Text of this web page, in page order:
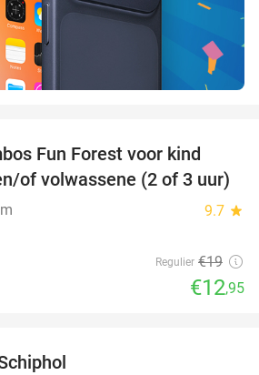
Fun Forest voor kind
of volwassene (2 of 3 uur)
9.7 star
Regulier €19
€12,95